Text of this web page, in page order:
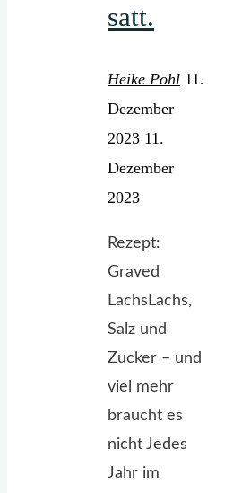
satt.
Heike Pohl 11.
Dezember
2023 11.
Dezember
2023
Rezept:
Graved
LachsLachs,
Salz und
Zucker – und
viel mehr
braucht es
nicht Jedes
Jahr im